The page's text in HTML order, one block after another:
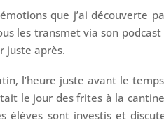
que j’ai découverte
les transmet via son podcast
juste après.
l’heure juste avant le
le jour des frites à la
élèves sont investis et